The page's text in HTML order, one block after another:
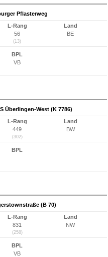
Pflasterweg
L-Rang
56
(13)
Land
BE
BPL
VB
Überlingen-West (K 7786)
L-Rang
449
(302)
Land
BW
BPL
(B 70)
L-Rang
831
(258)
Land
NW
BPL
VB